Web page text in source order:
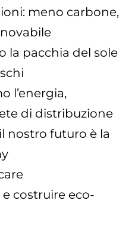
meno carbone,
la pacchia del sole
l’energia,
di distribuzione
nostro futuro è la
costruire eco-